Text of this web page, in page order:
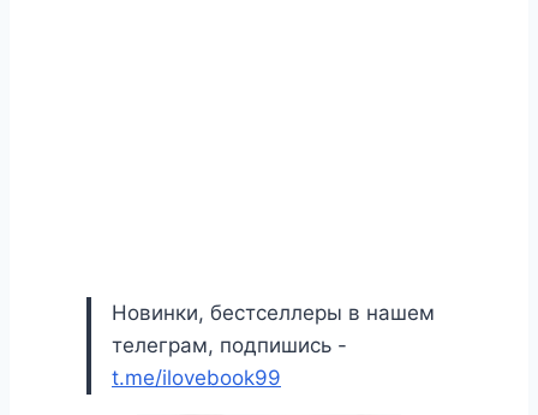
Новинки, бестселлеры в нашем
телеграм, подпишись -
t.me/ilovebook99